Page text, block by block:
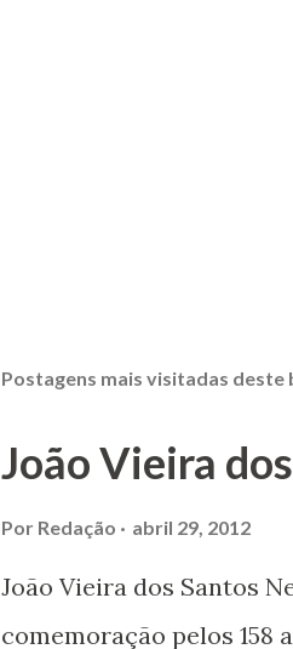
Postagens mais visitadas deste
João Vieira
Por Redação abril 29, 2012
João Vieira dos Santos
comemoração pelos 158